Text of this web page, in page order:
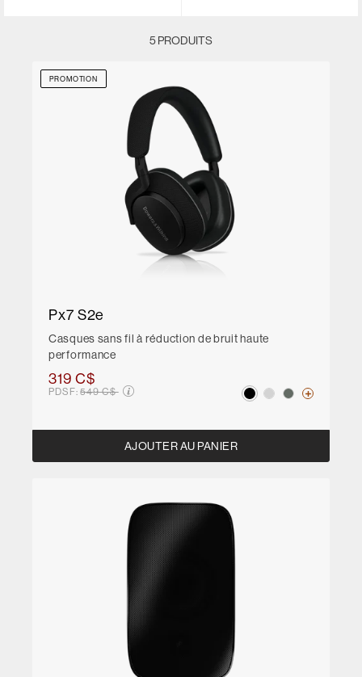
5 PRODUITS
PROMOTION
Px7 S2e
Casques sans fil à réduction de bruit haute
performance
319 C$
PDSF: Prix soldé de
549 C$
AJOUTER AU PANIER